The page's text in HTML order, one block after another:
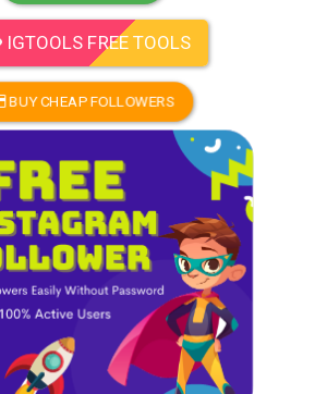
IGTOOLS FREE TOOLS
BUY CHEAP FOLLOWERS